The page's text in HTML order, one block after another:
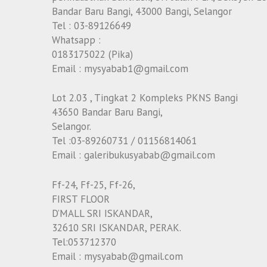
Bandar Baru Bangi, 43000 Bangi, Selangor
Tel : 03-89126649
Whatsapp :
0183175022 (Pika)
Email : mysyabab1@gmail.com
Lot 2.03 , Tingkat 2 Kompleks PKNS Bangi
43650 Bandar Baru Bangi,
Selangor.
Tel :03-89260731 / 01156814061
Email : galeribukusyabab@gmail.com
Ff-24, Ff-25, Ff-26,
FIRST FLOOR
D’MALL SRI ISKANDAR,
32610 SRI ISKANDAR, PERAK.
Tel:053712370
Email : mysyabab@gmail.com